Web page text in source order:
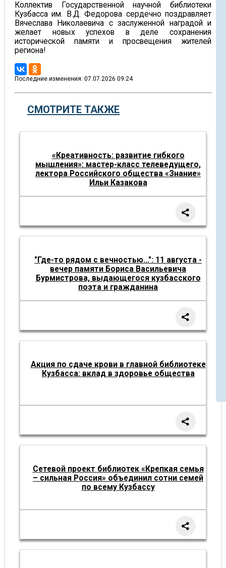
Коллектив Государственной научной библиотеки
Кузбасса им. В.Д. Федорова сердечно поздравляет
Вячеслава Николаевича с заслуженной наградой и
желает новых успехов в деле сохранения
исторической памяти и просвещения жителей
региона!
Последние изменения: 07.07.2026 09:24
СМОТРИТЕ ТАКЖЕ
«Креативность: развитие гибкого
мышления»: мастер-класс телеведущего,
лектора Российского общества «Знание»
Ильи Казакова
"Где-то рядом с вечностью...": 11 августа -
вечер памяти Бориса Васильевича
Бурмистрова, выдающегося кузбасского
поэта и гражданина
Акция по сдаче крови в главной библиотеке
Кузбасса: вклад в здоровье общества
Сетевой проект библиотек «Крепкая семья
– сильная Россия» объединил сотни семей
по всему Кузбассу